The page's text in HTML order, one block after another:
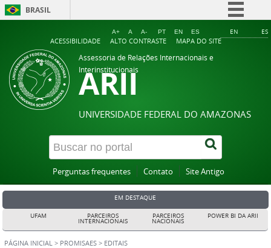
BRASIL
Simplifique!
EN ES
ACESSIBILIDADE ALTO CONTRASTE MAPA DO SITE
A+ A A- PT EN ES
Assessoria de Relações Internacionais e
Interinstitucionais
ARII
UNIVERSIDADE FEDERAL DO AMAZONAS
Perguntas frequentes Contato Site Antigo
EM DESTAQUE
UFAM PARCEIROS
INTERNACIONAIS
PARCEIROS
NACIONAIS
POWER BI DA ARII
PÁGINA INICIAL > PROMISAES > EDITAIS